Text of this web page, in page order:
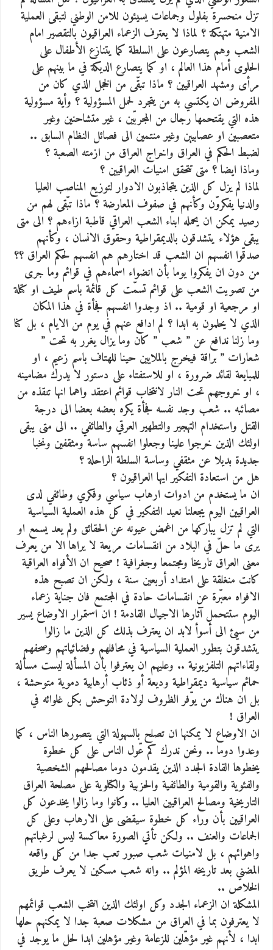
تزل منحسرة بفلول وجماعات يسيئون للامن الوطني لتبقى العملية
الامنية متهتكة ؟ لماذا لا يعترف الزعماء العراقيون بالتقصير امام
الشعب وهم يتصارعون على السلطة كما يتنازع الأطفال على
الحلوى أمام هذا العالم ، او كما يتصارع الديكة في ما بينهم على
مرأى ومشهد العراقيين ؟ ماذا تبقّى من الخجل الذي كان من
المفروض ان يكتسي به من يتجرد لحمل المسؤولية ؟ وأية مسؤولية
هذه التي يقتحمها رجال من المجربّين ، غير متشاحنين وغير
متعصبين او عصابيين وغير منتمين الى فصائل النظام السابق ..
لضبط الحكم في العراق واخراج العراق من ازمته الصعبة ؟
وماذا ايضا ؟ متى تتحقق امنيات العراقيين ؟
لماذا لم يزل كل الذين يتجاذبون الادوار لتوزيع المناصب العليا
والدنيا يفكروّن وكأنهم في صفوف المعارضة ؟ ماذا تبّقى لهم من
رصيد يمكن ان يحمله ابناء الشعب العراقي قاطبة ازاءهم ؟ الى متى
يبقى هؤلاء يتشدقون بالديمقراطية وحقوق الانسان ، وكأنهم
صدقّوا انفسهم ان الشعب قد اختارهم هم انفسهم لحكم العراق ؟؟
من دون ان يفكروا يوما بأن انضواء اسماءهم في قوائم وما جرى
من تصويت الشعب على قوائم تسمّت كل قائمة باسم طيف او كتلة
او مرجعية او قومية .. اذ وجدوا انفسهم فجأة في هذا المكان
الذي لا يحلمون به ابدا ؟ لم ادافع عنهم في يوم من الايام ، بل كنا
وما زلنا ندافع عن ” شعب ” كان وما يزال يغرر به تحت ”
شعارات ” براقة فيخرج بالملايين حينا للهتاف باسم زعيم ، او
للمبايعة لقائد ضرورة ، او للاستفتاء على دستور لا يدرك مضامينه
، او خروجهم تحت النار لانتخاب قوائم اعتقد واهما انها تنقذه من
مصائبه .. شعب وجد نفسه فجأة يكره بعضه بعضا الى درجة
القتل واستخدام التهجير والتطهير العرقي والطائفي .. الى متى يبقى
اولئك الذين خرجوا علينا وجعلوا انفسهم ساسة ومثقفين ونخبا
جديدة بديلا عن مثقفي وساسة السلطة الراحلة ؟
هل من استعادة التفكير ايها العراقيون ؟
ان ما يستخدم من ادوات ارهاب سياسي وفكري وطائفي لدى
العراقيين اليوم يجعلنا نعيد التفكير في كل هذه العملية السياسية
التي لم تزل يباركها من اغمض عيونه عن الحقائق ولم يعد يسمع او
يرى ما حلّ في البلاد من انقسامات مريعة لا يراها الا من يعرف
معنى العراق تاريخا ومجتمعا وجغرافية ! صحيح ان الأفواه العراقية
كانت منغلقة على امتداد أربعين سنة ، ولكن ان تصبح هذه
الافواه معبّرة عن انقسامات حادة في المجتمع فان جناية زعماء
اليوم ستتحمل آثارها الاجيال القادمة ! ان استمرار الاوضاع يسير
من سيئ الى أسوأ لابد ان يعترف بذلك كل الذين ما زالوا
يتشدقون بتطور العملية السياسية في محافلهم وفضائياتهم وصحفهم
ولقاءاتهم التلفزيونية .. وعليهم ان يعترفوا بأن المسألة ليست مسألة
حمائم سياسية ديمقراطية وديعة أو ذئاب أرهابية دموية متوحشة ،
بل ان هناك من يوّفر الظروف لولادة التوحش بكل غلوائه في
العراق !
ان الاوضاع لا يمكنها ان تصلح بالسهولة التي يتصورها الناس ، كما
وعدوا دوما .. ونحن ندرك كم عّول الناس على كل خطوة
يخطوها القادة الجدد الذين يقدمون دوما مصالحهم الشخصية
والفئوية والقومية والطائفية والحزبية والكتلوية على مصلحة العراق
التاريخية ومصالح العراقيين العليا .. وكانوا وما زالوا يخدعون كل
العراقيين بأن وراء كل خطوة سيقضى على الارهاب وعلى كل
الجماعات والعنف .. ولكن تأتي الصورة معاكسة ليس لرغباتهم
واهوائهم ، بل لامنيات شعب صبور تعب جدا من كل واقعه
المضني بعد تاريخه المؤلم .. وانه شعب مسكين لا يعرف طريق
الخلاص ..
المشكلة ان الزعماء الجدد وكل اولئك الذين انتخب الشعب قوائمهم
لا يعترفون بما في العراق من مشكلات صعبة جدا لا يمكنهم حلها
ابدا ، لأنهم غير مؤهّلين للزعامة وغير مؤهلين ابدا لحل ما يوجد في